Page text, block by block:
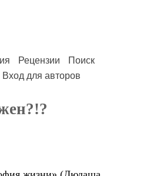
Рецензии
Поиск
Вход для авторов